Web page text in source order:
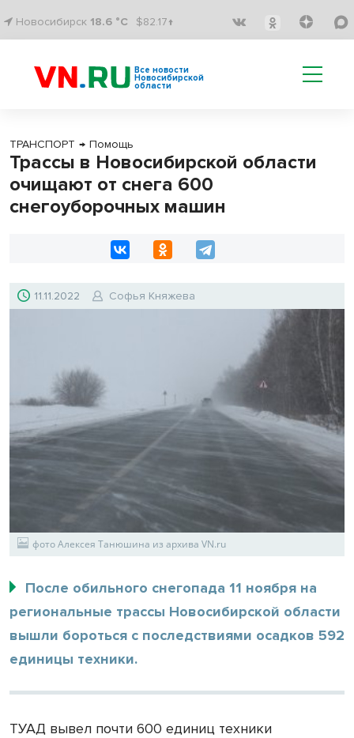
Новосибирск 18.6 °C $82.17↑
Все новости
Новосибирской
области
ТРАНСПОРТ → Помощь
Трассы в Новосибирской области
очищают от снега 600
снегоуборочных машин
11.11.2022 Софья Княжева
фото Алексея Танюшина из архива VN.ru
После обильного снегопада 11 ноября на
региональные трассы Новосибирской области
вышли бороться с последствиями осадков 592
единицы техники.
ТУАД вывел почти 600 единиц техники